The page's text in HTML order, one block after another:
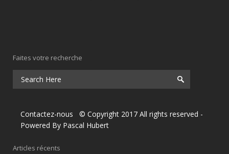
Faites votre recherche
Contactez-nous © Copyright 2017 All rights reserved -
Powered By Pascal Hubert
Articles récents